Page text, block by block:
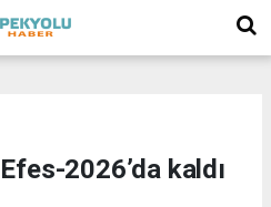
2026’da kaldı